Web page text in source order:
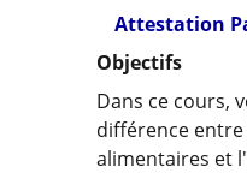
Attestation
Objectifs
Dans ce cours,
différence entre
alimentaires et